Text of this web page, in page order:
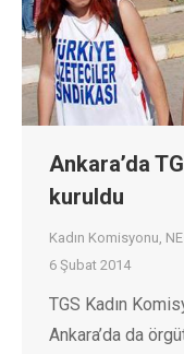
Ankara’da
kuruldu
Kadın Komisyonu,
6 Şubat 2014
TGS Kadın
Ankara’da da